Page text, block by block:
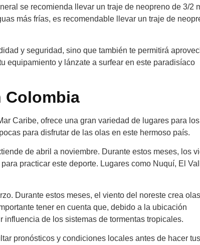
se recomienda llevar un traje de neopreno de 3/2
más frías, es recomendable llevar un traje de
y seguridad, sino que también te permitirá
equipamiento y lánzate a surfear en este paradisíaco
Colombia
Caribe, ofrece una gran variedad de lugares para los
para disfrutar de las olas en este hermoso país.
de abril a noviembre. Durante estos meses, los
practicar este deporte. Lugares como Nuquí, El
Durante estos meses, el viento del noreste crea olas
tener en cuenta que, debido a la ubicación
de los sistemas de tormentas tropicales.
pronósticos y condiciones locales antes de hacer tus